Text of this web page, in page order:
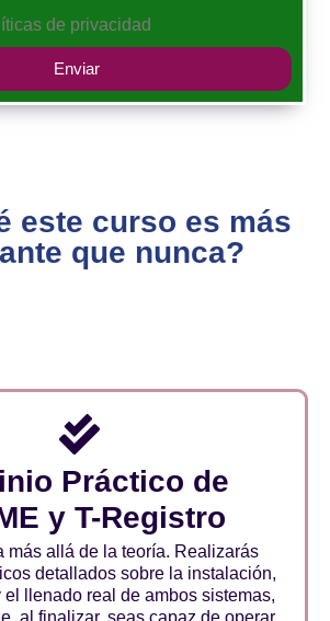
de privacidad
Enviar
este curso es más
que nunca?
Práctico de
y T-Registro
más allá de la teoría. Realizarás
detallados sobre la instalación,
llenado real de ambos sistemas,
al finalizar, seas capaz de operar